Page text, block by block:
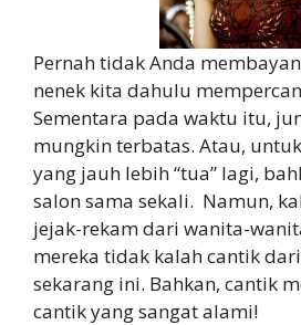
Pernah tidak Anda
nenek kita dahulu
Sementara pada waktu itu,
mungkin terbatas. Atau,
yang jauh lebih “tua” lagi,
salon sama sekali. Namun,
jejak-rekam dari wanita-
mereka tidak kalah cantik
sekarang ini. Bahkan, cantik
cantik yang sangat alami!